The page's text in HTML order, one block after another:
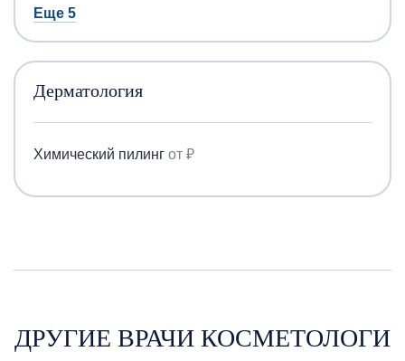
Еще 5
Дерматология
Химический пилинг от ₽
ДРУГИЕ ВРАЧИ КОСМЕТОЛОГИ